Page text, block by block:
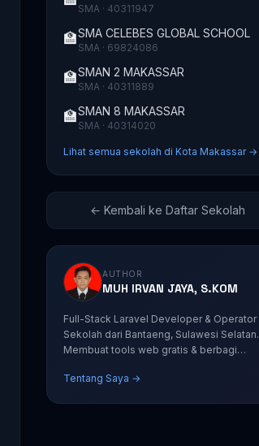
SMA · 40311947
🏫SMA CELEBES GLOBAL SCHOOL
SMA · 69824086
🏫SMAN 2 MAKASSAR
SMA · 40311889
🏫SMAN 8 MAKASSAR
SMA · 40314020
Lihat semua sekolah di Kota Makassar →
← Kembali ke Daftar Sekolah
AUTHOR
MUH IRVAN JAYA, S.KOM
Full-Stack Laravel Developer & Operator
Sekolah dari Bantaeng, Sulawesi Selatan.
Membuat tools web gratis & berbagi
Tentang Saya →